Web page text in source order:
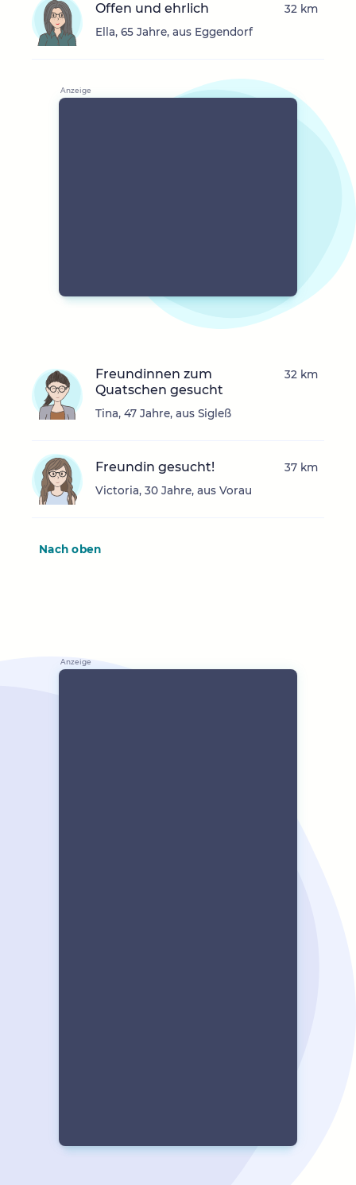
Offen und ehrlich
Ella, 65 Jahre, aus Eggendorf
32 km
Freundinnen zum
Quatschen gesucht
Tina, 47 Jahre, aus Sigleß
32 km
Freundin gesucht!
Victoria, 30 Jahre, aus Vorau
37 km
Nach oben